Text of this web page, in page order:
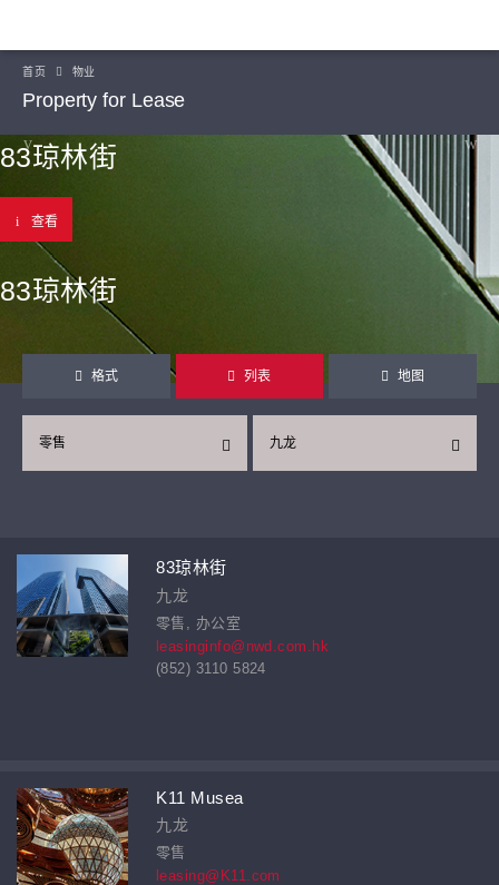
首页 物业
Property for Lease
83琼林街
查看
83琼林街
格式 列表 地图
九龙
零售
83琼林街
九龙
零售, 办公室
leasinginfo@nwd.com.hk
(852) 3110 5824
K11 Musea
九龙
零售
leasing@K11.com